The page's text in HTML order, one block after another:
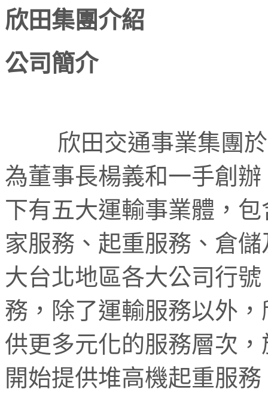
欣田集團介紹
公司簡介
欣田交通事業集團
為董事長楊義和一手創
下有五大運輸事業體，
家服務、起重服務、倉
大台北地區各大公司行
務，除了運輸服務以外
供更多元化的服務層次
開始提供堆高機起重服